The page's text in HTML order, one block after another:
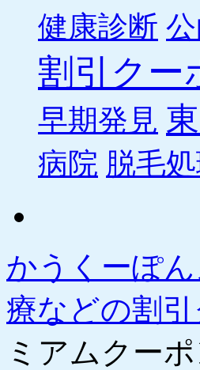
健康診断
割引クー
早期発見
病院 脱毛
かうくーぽ
療などの割
ミアムクー